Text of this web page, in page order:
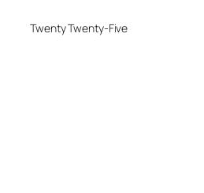
Twenty Twenty-Five